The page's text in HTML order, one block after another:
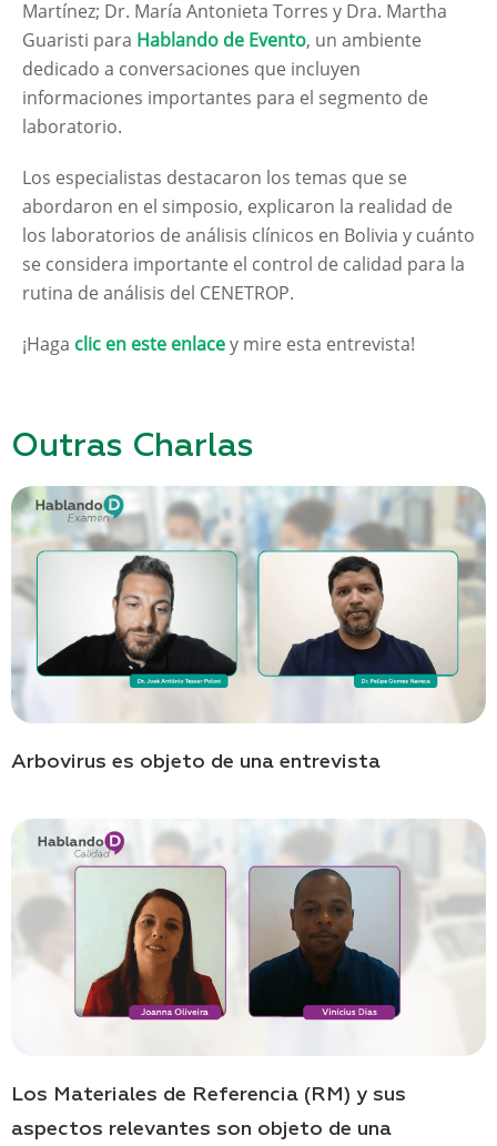
Martínez; Dr. María Antonieta Torres y Dra. Martha
Guaristi para Hablando de Evento, un ambiente
dedicado a conversaciones que incluyen
informaciones importantes para el segmento de
laboratorio.
Los especialistas destacaron los temas que se
abordaron en el simposio, explicaron la realidad de
los laboratorios de análisis clínicos en Bolivia y cuánto
se considera importante el control de calidad para la
rutina de análisis del CENETROP.
¡Haga clic en este enlacey mire esta entrevista!
Outras Charlas
Arbovirus es objeto de una entrevista
Los Materiales de Referencia (RM) y sus
aspectos relevantes son objeto de una